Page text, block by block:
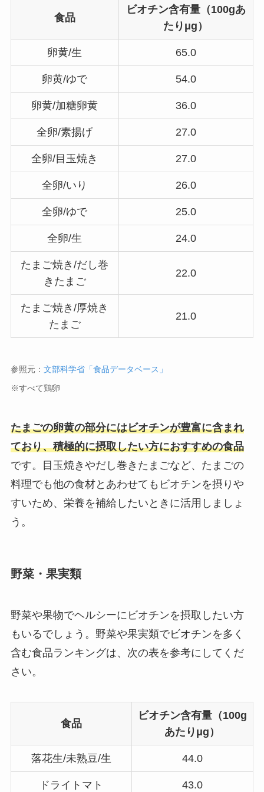
食品
ビオチン含有量（100gあ
たりμg）
卵黄/生 65.0
卵黄/ゆで 54.0
卵黄/加糖卵黄 36.0
全卵/素揚げ 27.0
全卵/目玉焼き 27.0
全卵/いり 26.0
全卵/ゆで 25.0
全卵/生 24.0
たまご焼き/だし巻
きたまご
22.0
たまご焼き/厚焼き
たまご
21.0
参照元： 文部科学省「食品データベース」
※すべて鶏卵
たまごの卵黄の部分にはビオチンが豊富に含まれ
ており、積極的に摂取したい方におすすめの食品
です。目玉焼きやだし巻きたまごなど、たまごの
料理でも他の食材とあわせてもビオチンを摂りや
すいため、栄養を補給したいときに活用しましょ
う。
野菜・果実類
野菜や果物でヘルシーにビオチンを摂取したい方
もいるでしょう。野菜や果実類でビオチンを多く
含む食品ランキングは、次の表を参考にしてくだ
さい。
食品
ビオチン含有量（100g
あたりμg）
落花生/未熟豆/生 44.0
ドライトマト 43.0